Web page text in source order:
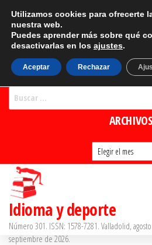
Saltar
contenido
Categorías
ARCHIVOS
Archivos
Idioma y deporte
Número 301. ISSN: 1578-7281. Valladolid,
septiembre de 2026.
Utilizamos cookies para ofrecerte
nuestra web.
Puedes aprender más sobre qué
desactivarlas en los ajustes.
Aceptar Rechazar